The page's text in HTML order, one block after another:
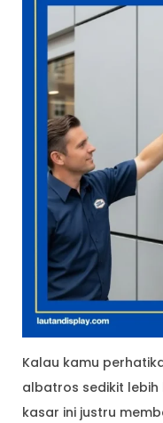
Kalau kamu
albatros sedikit
kasar ini justru